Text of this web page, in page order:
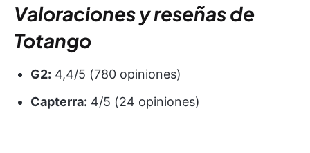
Valoraciones y reseñas de
Totango
G2: 4,4/5 (780 opiniones)
Capterra: 4/5 (24 opiniones)